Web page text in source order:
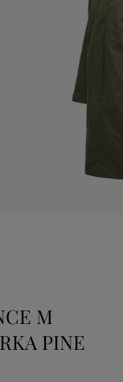
M
PINE